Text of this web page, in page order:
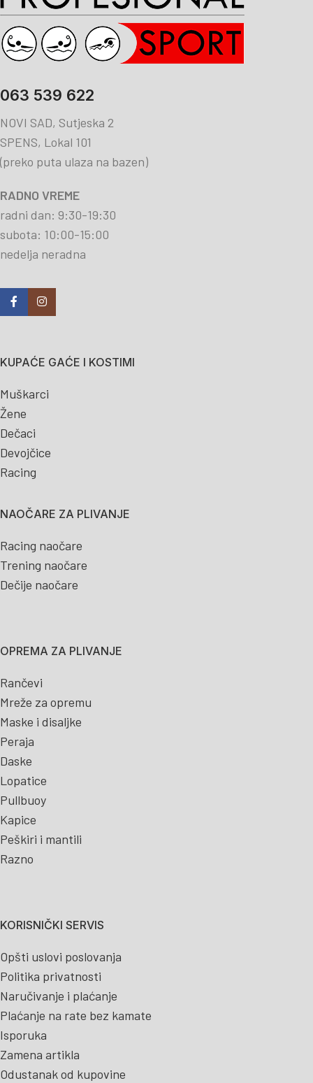
063 539 622
NOVI SAD, Sutjeska 2
SPENS, Lokal 101
(preko puta ulaza na bazen)
RADNO VREME
radni dan: 9:30-19:30
subota: 10:00-15:00
nedelja neradna
KUPAĆE GAĆE I KOSTIMI
Muškarci
Žene
Dečaci
Devojčice
Racing
NAOČARE ZA PLIVANJE
Racing naočare
Trening naočare
Dečije naočare
OPREMA ZA PLIVANJE
Rančevi
Mreže za opremu
Maske i disaljke
Peraja
Daske
Lopatice
Pullbuoy
Kapice
Peškiri i mantili
Razno
KORISNIČKI SERVIS
Opšti uslovi poslovanja
Politika privatnosti
Naručivanje i plaćanje
Plaćanje na rate bez kamate
Isporuka
Zamena artikla
Odustanak od kupovine